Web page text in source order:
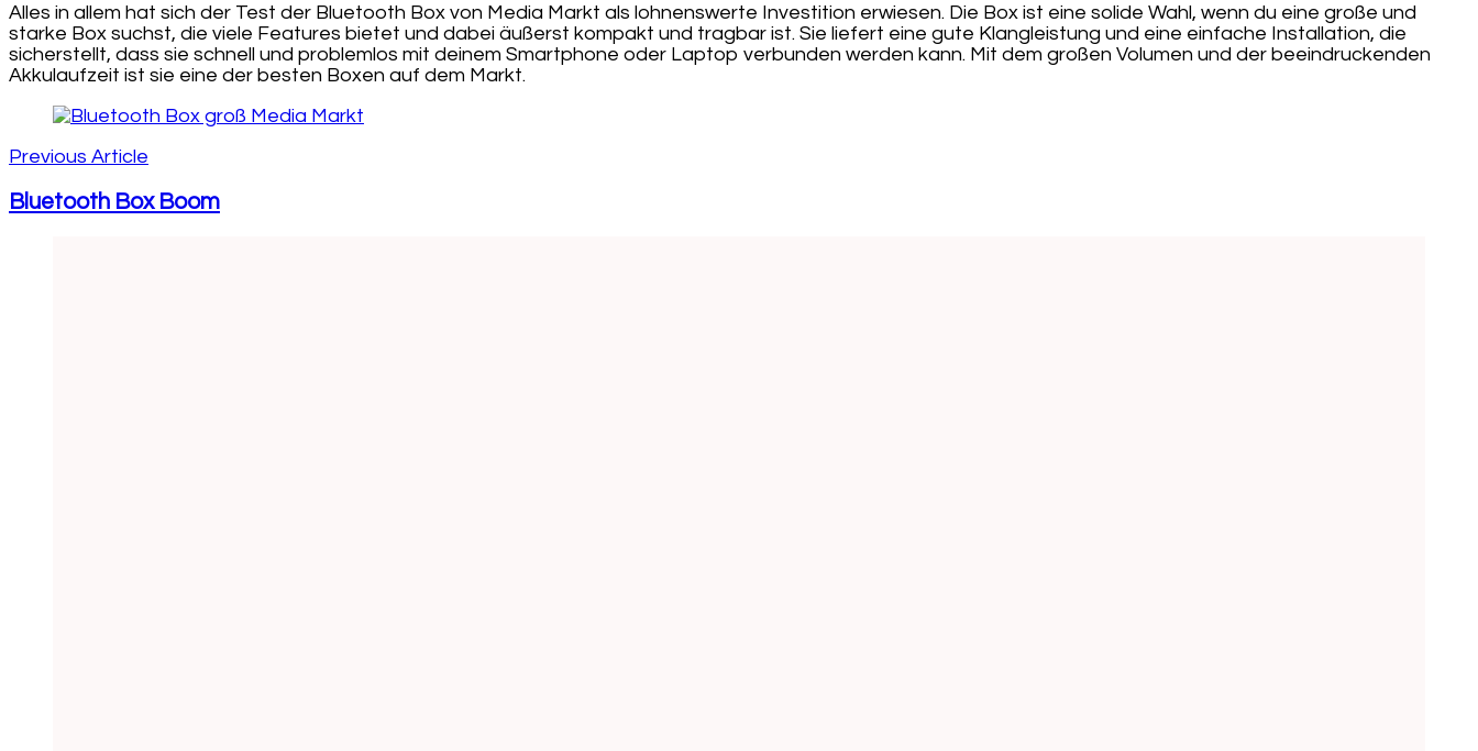
Alles in allem hat sich der Test der Bluetooth Box von Media Markt als lohnenswerte Investition erwiesen. Die Box ist eine solide Wahl, wenn du eine große und
starke Box suchst, die viele Features bietet und dabei äußerst kompakt und tragbar ist. Sie liefert eine gute Klangleistung und eine einfache Installation, die
sicherstellt, dass sie schnell und problemlos mit deinem Smartphone oder Laptop verbunden werden kann. Mit dem großen Volumen und der beeindruckenden
Akkulaufzeit ist sie eine der besten Boxen auf dem Markt.
Post
Navigation
Previous Article
Bluetooth Box Boom